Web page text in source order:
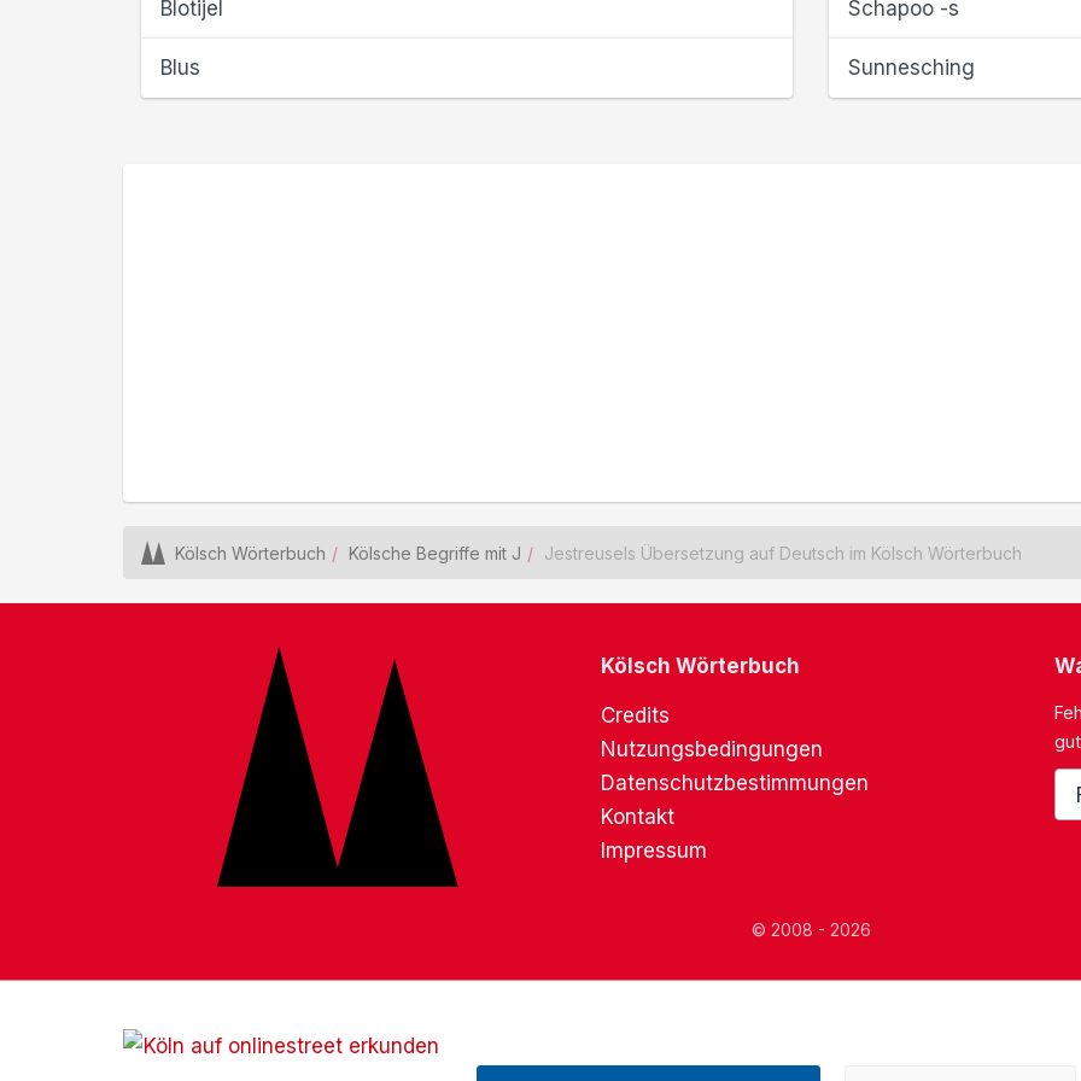
Blotijel
Blus
Schapoo -s
Sunnesching
Kölsch Wörterbuch Kölsche Begriffe mit J Jestreusels Übersetzung auf Deutsch im Kölsch Wörterbuch
Kölsch Wörterbuch
Credits
Nutzungsbedingungen
Datenschutzbestimmungen
Kontakt
Impressum
© 2008 - 2026